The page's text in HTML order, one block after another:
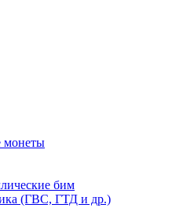
монеты
бим
(ГВС, ГТД и др.)